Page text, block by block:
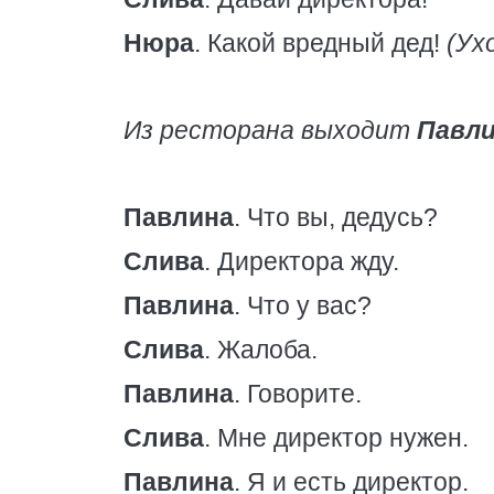
Нюра. Какой вредный дед!
Из ресторана выходит
Павлина. Что вы, дедусь?
Слива. Директора жду.
Павлина. Что у вас?
Слива. Жалоба.
Павлина. Говорите.
Слива. Мне директор нужен.
Павлина. Я и есть директор.